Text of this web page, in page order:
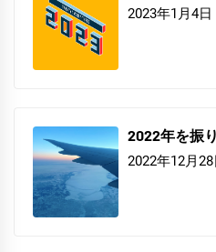
2023年1月4日
2022年を振
2022年12月28